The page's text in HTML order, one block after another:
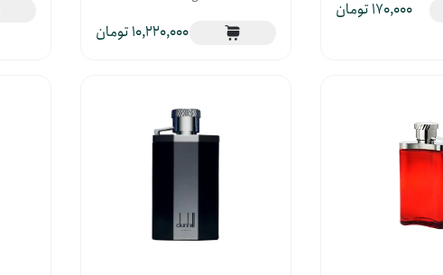
170,000
10,220,000